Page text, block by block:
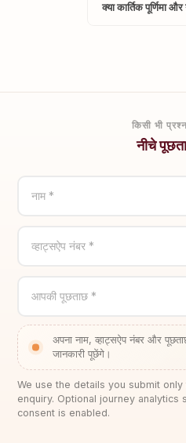
क्या कार्तिक पूर्णिमा
किसी भी
नीचे
नाम *
व्हाट्सऐप नंबर *
आपकी पूछताछ *
अपना नाम, व्हाट्सऐप नंबर और
जानकारी पूछेंगे।
We use the details you submit
enquiry. Optional journey analytics
consent is enabled.